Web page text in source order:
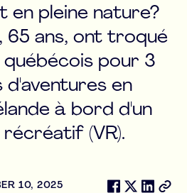
en pleine nature?
65 ans, ont troqué
québécois pour 3
d'aventures en
à bord d'un
récréatif (VR).
10, 2025